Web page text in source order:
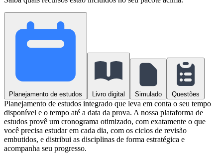
Planejamento de estudos Livro digital Simulado Questões
Planejamento de estudos integrado que leva em conta o seu tempo
disponível e o tempo até a data da prova. A nossa plataforma de
estudos provê um cronograma otimizado, com exatamente o que
você precisa estudar em cada dia, com os ciclos de revisão
embutidos, e distribui as disciplinas de forma estratégica e
acompanha seu progresso.